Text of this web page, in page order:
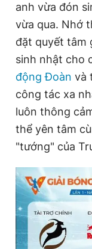
anh vừa đón
vừa qua. Nhớ
đặt quyết tâm
sinh nhật cho
động Đoàn và
công tác xa
luôn thông
thể yên tâm
"tướng" của